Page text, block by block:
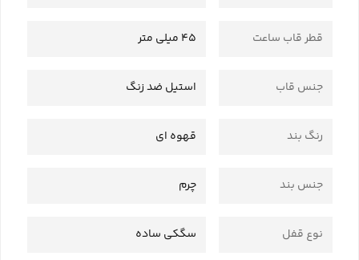
قطر قاب ساعت 45 میلی متر
جنس قاب استیل ضد زنگ
رنگ بند قهوه ای
جنس بند چرم
نوع قفل سگکی ساده